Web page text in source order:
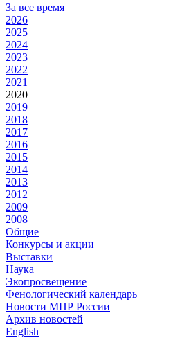
За все время
2026
2025
2024
2023
2022
2021
2020
2019
2018
2017
2016
2015
2014
2013
2012
2009
2008
Общие
Конкурсы и акции
Выставки
Наука
Экопросвещение
Фенологический календарь
Новости МПР России
Архив новостей
English